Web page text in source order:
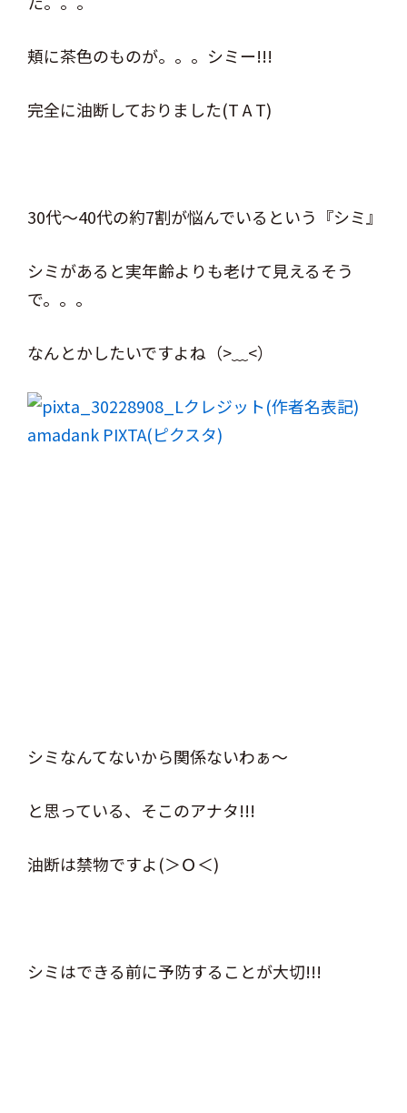
頬に茶色のものが。。。シミー!!!
完全に油断しておりました(T A T)
30代～40代の約7割が悩んでいるという『シミ』
シミがあると実年齢よりも老けて見えるそう
で。。。
なんとかしたいですよね（>﹏<）
シミなんてないから関係ないわぁ～
と思っている、そこのアナタ!!!
油断は禁物ですよ(＞Ｏ＜)
シミはできる前に予防することが大切!!!